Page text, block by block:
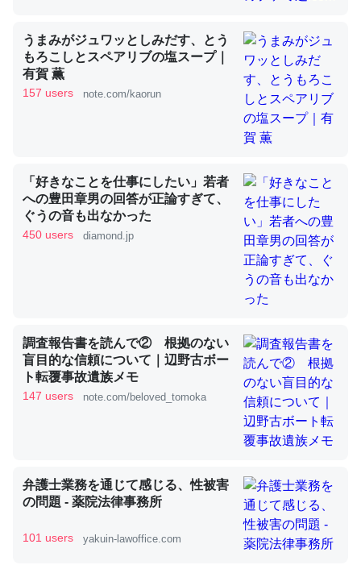
論文では「淡水はカルシウムも酸素も不足してて両方に不
利だから両方が拮抗してるのでは」とあって面白い。海に
いる鋏角類（カブトガニ・ウミグモ）はカルシウムを使わ
ずキチンを強化してる筈だが、酵素が違うのか？
─ニュース :: 【研究発表】昆虫学の大問題＝「昆虫はなぜ海にいな
これを元に考えるとカルシウムを大量に使う脊椎動物と貝
類は苦労してるんだな…。腹足類だと殻を無くしてナメク
ウチもEchoを実家に置いて４年。でたまに覗いてる。ぼ
ちぼちRingも置こうかと画策中。あと、Googleマップで
これ見て生きてるなって分かる。
─たまにLINEするくらいだった遠方の父67歳と僕。ITツール導入で
コミュニケーションが劇的に変化した｜tayorini by LIFULL介護
うまみがジュワッとしみだす、とう
もろこしとスペアリブの塩スープ｜
有賀 薫
157 users note.com/kaorun
「好きなことを仕事にしたい」若者
への豊田章男の回答が正論すぎて、
ぐうの音も出なかった
450 users diamond.jp
調査報告書を読んで② 根拠のない
盲目的な信頼について｜辺野古ボー
ト転覆事故遺族メモ
147 users note.com/beloved_tomoka
弁護士業務を通じて感じる、性被害
の問題 - 薬院法律事務所
101 users yakuin-lawoffice.com